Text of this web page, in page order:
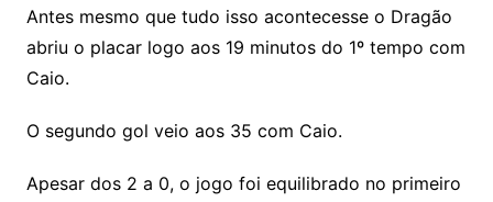
Antes mesmo que tudo isso acontecesse o Dragão
abriu o placar logo aos 19 minutos do 1º tempo com
Caio.
O segundo gol veio aos 35 com Caio.
Apesar dos 2 a 0, o jogo foi equilibrado no primeiro